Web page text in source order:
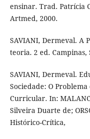
ensinar. Trad. Patrícia
Artmed, 2000.
SAVIANI, Dermeval. A
teoria. 2 ed. Campinas,
SAVIANI, Dermeval.
Sociedade: O
Curricular. In:
Silveira Duarte de;
Histórico-Crítica,